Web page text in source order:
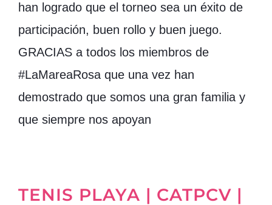
han logrado que el torneo sea un éxito de
participación, buen rollo y buen juego.
GRACIAS a todos los miembros de
#LaMareaRosa que una vez han
demostrado que somos una gran familia y
que siempre nos apoyan
TENIS PLAYA | CATPCV |